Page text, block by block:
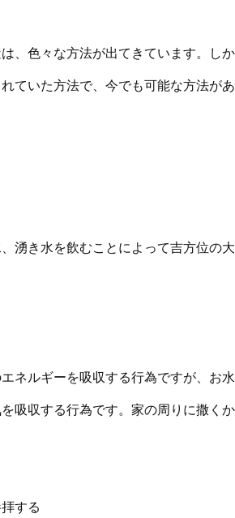
、色々な方法が出てきています。し
ていた方法で、今でも可能な方法が
湧き水を飲むことによって吉方位の
ネルギーを吸収する行為ですが、お
吸収する行為です。家の周りに撒く
する